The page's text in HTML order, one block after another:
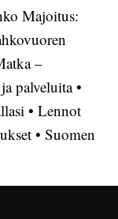
Majoitus:
–
palveluita•
• Lennot
• Suomen